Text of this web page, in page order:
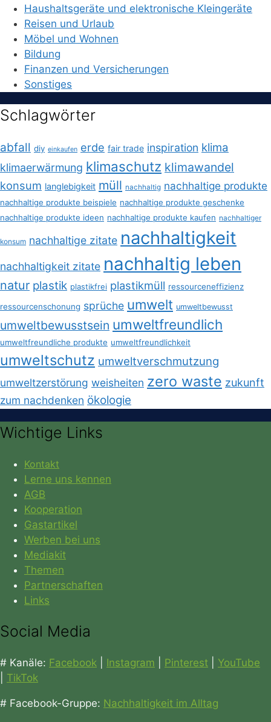
Haushaltsgeräte und elektronische Kleingeräte
Reisen und Urlaub
Möbel und Wohnen
Bildung
Finanzen und Versicherungen
Sonstiges
Schlagwörter
abfall diy einkaufen erde fair trade inspiration klima
klimaerwärmung klimaschutz klimawandel
konsum langlebigkeit müll nachhaltig nachhaltige produkte
nachhaltige produkte beispiele nachhaltige produkte geschenke
nachhaltige produkte ideen nachhaltige produkte kaufen nachhaltiger
konsum nachhaltige zitate nachhaltigkeit
nachhaltigkeit zitate nachhaltig leben
natur plastik plastikfrei plastikmüll ressourceneffizienz
ressourcenschonung sprüche umwelt umweltbewusst
umweltbewusstsein umweltfreundlich
umweltfreundliche produkte umweltfreundlichkeit
umweltschutz umweltverschmutzung
umweltzerstörung weisheiten zero waste zukunft
zum nachdenken ökologie
Wichtige Links
Kontakt
Lerne uns kennen
AGB
Kooperation
Gastartikel
Werben bei uns
Mediakit
Themen
Partnerschaften
Links
Social Media
# Kanäle: Facebook Instagram Pinterest
YouTube
TikTok
# Facebook-Gruppe: Nachhaltigkeit im Alltag